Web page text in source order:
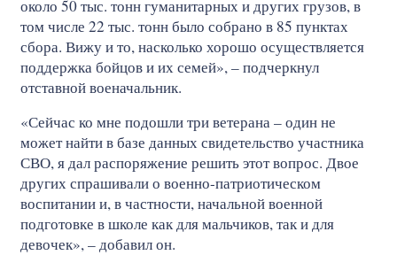
около 50 тыс. тонн гуманитарных и других грузов, в
том числе 22 тыс. тонн было собрано в 85 пунктах
сбора. Вижу и то, насколько хорошо осуществляется
поддержка бойцов и их семей», – подчеркнул
отставной военачальник.
«Сейчас ко мне подошли три ветерана – один не
может найти в базе данных свидетельство участника
СВО, я дал распоряжение решить этот вопрос. Двое
других спрашивали о военно-патриотическом
воспитании и, в частности, начальной военной
подготовке в школе как для мальчиков, так и для
девочек», – добавил он.